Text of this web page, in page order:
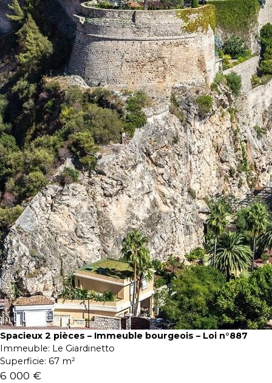
Spacieux 2 pièces – Immeuble bourgeois – Loi n°887
Immeuble: Le Giardinetto
Superficie: 67 m²
6 000 €